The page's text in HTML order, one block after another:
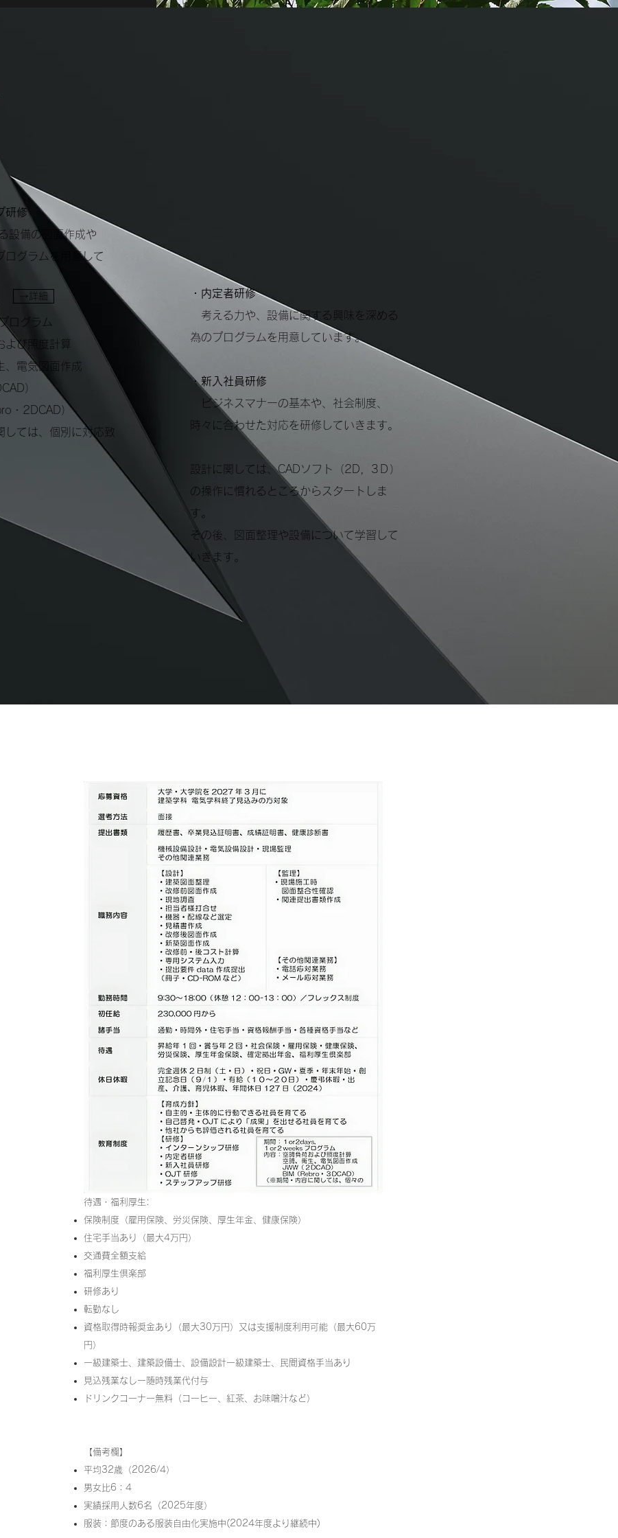
研修
設備の図面作成や
ログラムを用意して
グラム
び照度計算
気図面作成
）
2DCAD）
しては、個別に対応致
→詳細
・内定者研修
考える力や、設備に関する興味を深める
為のプログラムを用意しています。
・新入社員研修
ビジネスマナーの基本や、社会制度、
時々に合わせた対応を研修していきます。
設計に関しては、CADソフト（2D，3Ｄ）
の操作に慣れるところからスタートしま
す。
その後、図面整理や設備について学習して
いきます。
待遇・福利厚生:
保険制度（雇用保険、労災保険、厚生年金、健康保険）
​住宅手当あり（最大4万円）
交通費全額支給
​福利厚生倶楽部
研修あり
転勤なし
資格取得時報奨金あり（最大30万円） 又は支援制度利用可能（最大60万
円）
一級建築士、建築設備士、設備設計一級建築士、民間資格手当あり
見込残業なしー随時残業代付与
ドリンクコーナー無料（コーヒー、紅茶、お味噌汁など）
【備考欄】
​平均32歳（2026/4）
​男女比6：4
実績採用人数6名（2025年度）
服装：節度のある服装自由化実施中(2024年度より継続中)